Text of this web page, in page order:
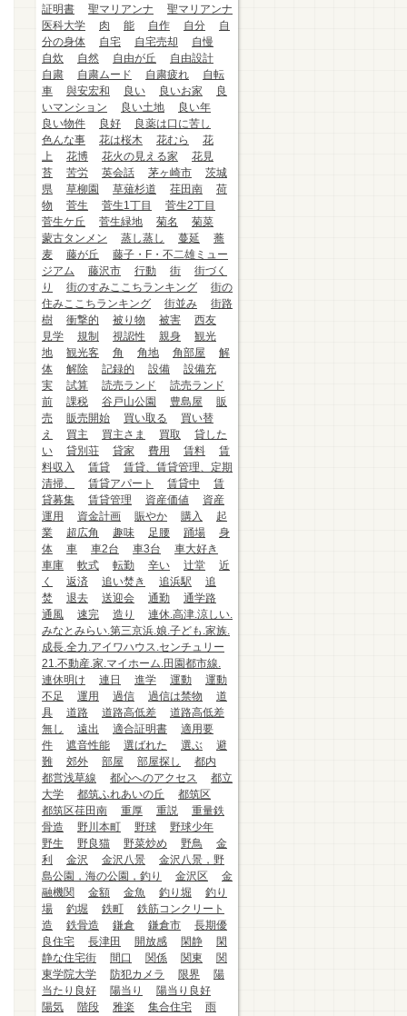
証明書
聖マリアンナ
聖マリアンナ
医科大学
肉 能 自作 自分
自
分の身体
自宅 自宅売却
自慢
自炊
自然 自由が丘
自由設計
自粛
自粛ムード 自粛疲れ
自転
車
與安宏和 良い 良いお家
良
いマンション
良い土地
良い年
良い物件
良好
良薬は口に苦し
色んな事
花は桜木 花むら
花
上
花博 花火の見える家
花見
苔
苦労 英会話 茅ヶ崎市
茨城
県
草柳園 草薙杉道 荏田南
荷
物
菅生 菅生1丁目
菅生2丁目
菅生ケ丘
菅生緑地 菊名
菊菜
蒙古タンメン
蒸し蒸し 蔓延
蕎
麦
藤が丘
藤子・F・不二雄ミュー
ジアム
藤沢市 行動 街
街づく
り
街のすみここちランキング
街の
住みここちランキング
街並み
街路
樹
衝撃的 被り物 被害
西友
見学
規制 視認性 親身
観光
地
観光客 角 角地 角部屋
解
体
解除 記録的 設備
設備充
実
試算 読売ランド
読売ランド
前
課税 谷戸山公園 豊島屋
販
売
販売開始 買い取る
買い替
え
買主 買主さま 買取
貸した
い
貸別荘 貸家 費用 賃料
賃
料収入
賃貸
賃貸、賃貸管理、定期
清掃、
賃貸アパート 賃貸中
賃
貸募集
賃貸管理 資産価値
資産
運用
資金計画 賑やか 購入
起
業
超広角 趣味 足腰 踊場
身
体
車 車2台 車3台
車大好き
車庫
軟式 転勤 辛い 辻堂
近
く
返済 追い焚き 追浜駅
追
焚
退去 送迎会 通勤
通学路
通風
速完 造り
連休.高津.涼しい.
みなとみらい.第三京浜.娘.子ども.家族.
成長.全力.アイワハウス.センチュリー
21.不動産.家.マイホーム.田園都市線.
連休明け
連日 進学 運動
運動
不足
運用 過信 過信は禁物
道
具
道路 道路高低差
道路高低差
無し
遠出 適合証明書
適用要
件
遮音性能 選ばれた 選ぶ
避
難
郊外 部屋 部屋探し
都内
都営浅草線
都心へのアクセス
都立
大学
都筑ふれあいの丘
都筑区
都筑区荏田南
重厚 重説
重量鉄
骨造
野川本町 野球
野球少年
野生
野良猫 野菜炒め 野鳥
金
利
金沢 金沢八景
金沢八景，野
島公園，海の公園，釣り
金沢区
金
融機関
金額 金魚 釣り堀
釣り
場
釣堀 鉄町
鉄筋コンクリート
造
鉄骨造 鎌倉 鎌倉市
長期優
良住宅
長津田 開放感 閑静
閑
静な住宅街
間口 関係 関東
関
東学院大学
防犯カメラ 限界
陽
当たり良好
陽当り
陽当り良好
陽気
階段 雅楽 集合住宅
雨